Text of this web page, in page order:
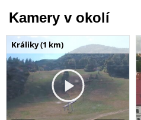
Kamery v okolí
Králiky (1 km)